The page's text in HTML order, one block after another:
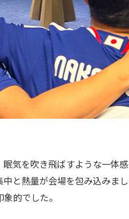
気を吹き飛ばすような一体
と熱量が会場を包み込みま
的でした。